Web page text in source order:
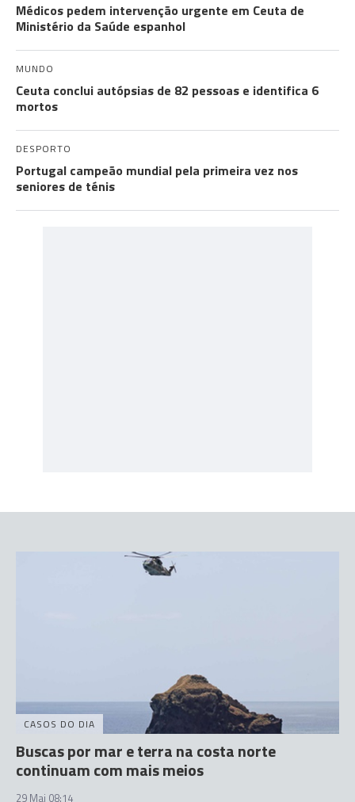
Médicos pedem intervenção urgente em Ceuta de
Ministério da Saúde espanhol
MUNDO
Ceuta conclui autópsias de 82 pessoas e identifica 6
mortos
DESPORTO
Portugal campeão mundial pela primeira vez nos
seniores de ténis
CASOS DO DIA
Buscas por mar e terra na costa norte
continuam com mais meios
29 Mai 08:14